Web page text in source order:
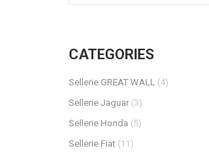
CATEGORIES
Sellerie GREAT WALL (4)
Sellerie Jaguar (3)
Sellerie Honda (5)
Sellerie Fiat (11)